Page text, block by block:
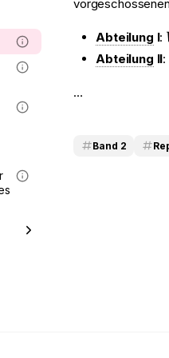
Abteilung I:
Abteilung II:
…
Band 2